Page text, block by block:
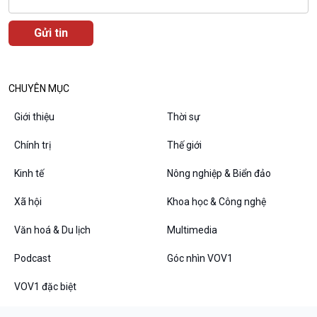
Văn hoá & Du lịch
Câu chuyện Thể thao
E-Magazine
Góc nhìn VOV1
Bình luận
Câu chuyện thời sự
Dòng chảy sự kiện
CHUYÊN MỤC
Giới thiệu Thời sự
Chính trị Thế giới
Kinh tế Nông nghiệp & Biển đảo
Xã hội Khoa học & Công nghệ
Văn hoá & Du lịch Multimedia
Podcast Góc nhìn VOV1
VOV1 đặc biệt